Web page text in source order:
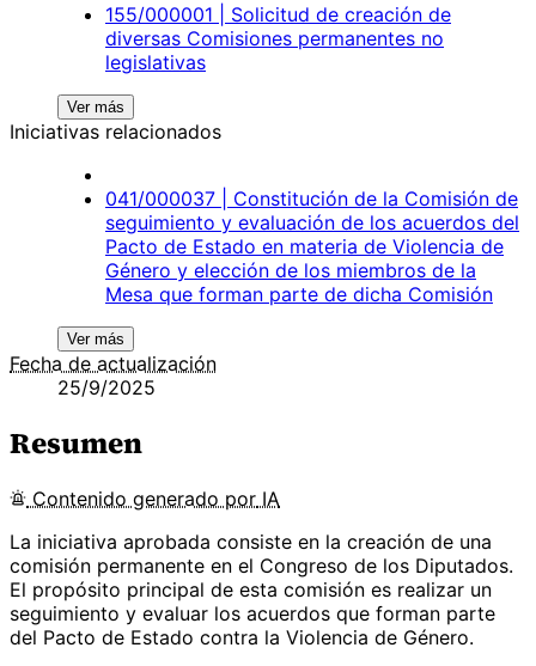
155/000001 | Solicitud de creación de
diversas Comisiones permanentes no
legislativas
Ver más
Iniciativas relacionados
041/000037 | Constitución de la Comisión de
seguimiento y evaluación de los acuerdos del
Pacto de Estado en materia de Violencia de
Género y elección de los miembros de la
Mesa que forman parte de dicha Comisión
Ver más
Fecha de actualización
25/9/2025
Resumen
Contenido generado por IA
La iniciativa aprobada consiste en la creación de una
comisión permanente en el Congreso de los Diputados.
El propósito principal de esta comisión es realizar un
seguimiento y evaluar los acuerdos que forman parte
del Pacto de Estado contra la Violencia de Género.